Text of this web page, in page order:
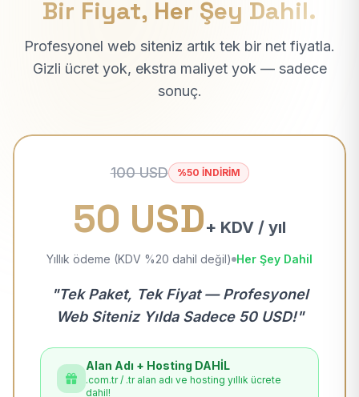
Bir Fiyat, Her Şey Dahil.
Profesyonel web siteniz artık tek bir net fiyatla.
Gizli ücret yok, ekstra maliyet yok — sadece
sonuç.
100 USD %50 İNDİRİM
50 USD+ KDV / yıl
Yıllık ödeme (KDV %20 dahil değil) Her Şey Dahil
"Tek Paket, Tek Fiyat — Profesyonel
Web Siteniz Yılda Sadece 50 USD!"
Alan Adı + Hosting DAHİL
.com.tr / .tr alan adı ve hosting yıllık ücrete
dahil!